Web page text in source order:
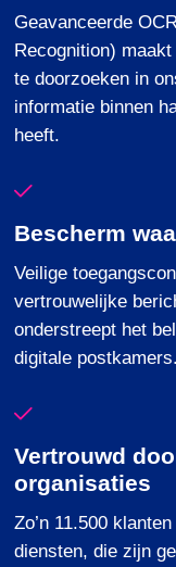
Geavanceerde
Recognition) maakt
te doorzoeken in
informatie binnen
heeft.
Bescherm
Veilige
vertrouwelijke
onderstreept het
digitale postkamers.
Vertrouwd
organisaties
Zo’n 11.500 klanten
diensten, diezijn